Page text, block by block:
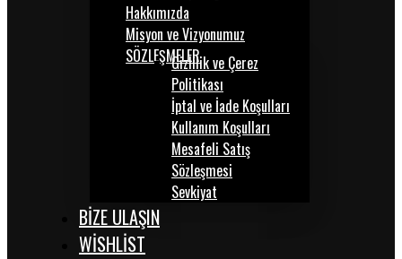
Hakkımızda
Misyon ve Vizyonumuz
SÖZLEŞMELERGizlilik ve Çerez
Politikası
İptal ve İade Koşulları
Kullanım Koşulları
Mesafeli Satış
Sözleşmesi
Sevkiyat
BİZE ULAŞIN
WISHLIST